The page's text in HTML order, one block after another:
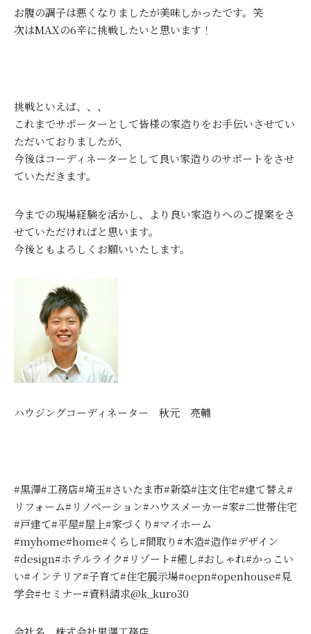
お腹の調子は悪くなりましたが美味しかったです。笑
次はMAXの6辛に挑戦したいと思います！
挑戦といえば、、、
これまでサポーターとして皆様の家造りをお手伝いさせてい
ただいておりましたが、
今後はコーディネーターとして良い家造りのサポートをさせ
ていただきます。
今までの現場経験を活かし、より良い家造りへのご提案をさ
せていただければと思います。
今後ともよろしくお願いいたします。
ハウジングコーディネーター 秋元 亮輔
#黒澤#工務店#埼玉#さいたま市#新築#注文住宅#建て替え#
リフォーム#リノベーション#ハウスメーカー#家#二世帯住宅
#戸建て#平屋#屋上#家づくり#マイホーム
#myhome#home#くらし#間取り#木造#造作#デザイン
#design#ホテルライク#リゾート#癒し#おしゃれ#かっこい
い#インテリア#子育て#住宅展示場#oepn#openhouse#見
学会#セミナー#資料請求@k_kuro30